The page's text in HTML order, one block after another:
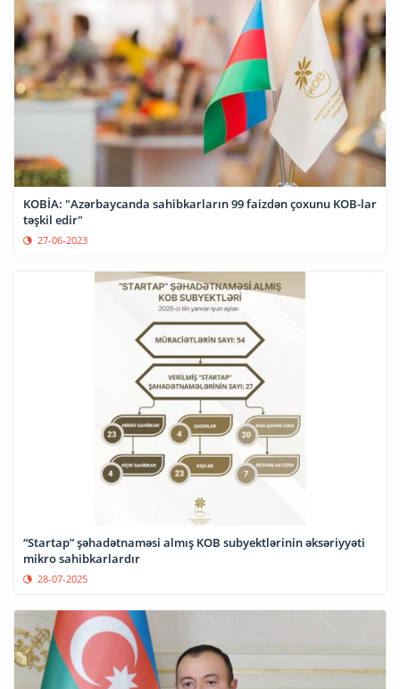
KOBİA: "Azərbaycanda sahibkarların 99 faizdən çoxunu KOB-lar
təşkil edir"
27-06-2023
“Startap” şəhadətnaməsi almış KOB subyektlərinin əksəriyyəti
mikro sahibkarlardır
28-07-2025